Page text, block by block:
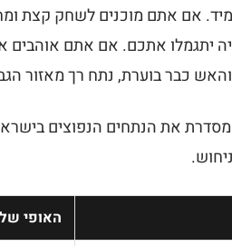
אם אתם מוכנים לשחק קצת
יתגמלו אתכם. אם אתם
כבר בוערת, נתח רך מאזור
את הנתחים הנפוצים
האופי